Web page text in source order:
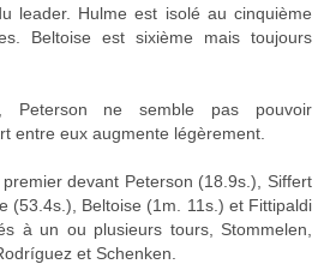
leader. Hulme est isolé au cinquième
Beltoise est sixième mais toujours
Peterson ne semble pas pouvoir
entre eux augmente légèrement.
devant Peterson (18.9s.), Siffert
(53.4s.), Beltoise (1m. 11s.) et Fittipaldi
à un ou plusieurs tours, Stommelen,
et Schenken.